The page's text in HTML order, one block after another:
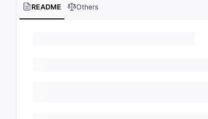
README Others